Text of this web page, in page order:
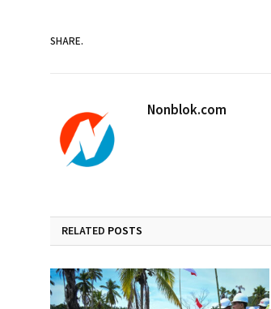
SHARE.
Nonblok.com
RELATED POSTS